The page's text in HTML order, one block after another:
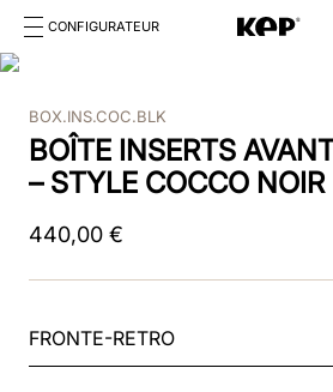
CONFIGURATEUR
Cosa stai cercando?
RECHERCHES FRÉQUENTES
.bombe
2 .casque
3.casque visiere polo
4.chromo
BOX.INS.COC.BLK
BOÎTE INSERTS
– STYLE COCCO NOIR
440,00 €
FRONTE-RETRO